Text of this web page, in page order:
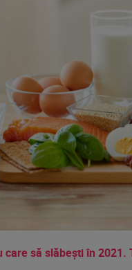
care să slăbești în